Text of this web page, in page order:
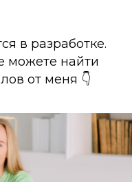
в разработке.
можете найти
от меня 👇